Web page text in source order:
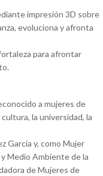
impresión 3D sobre
evoluciona y afronta
para afrontar
a mujeres de
la universidad, la
García y, como Mujer
Medio Ambiente de la
de Mujeres de